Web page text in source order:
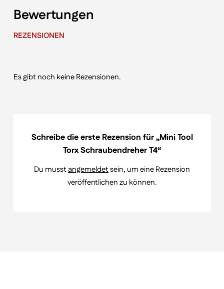
Bewertungen
REZENSIONEN
Es gibt noch keine Rezensionen.
Schreibe die erste Rezension für „Mini Tool
Torx Schraubendreher T4“
Du musstangemeldetsein, um eine Rezension
veröffentlichen zu können.